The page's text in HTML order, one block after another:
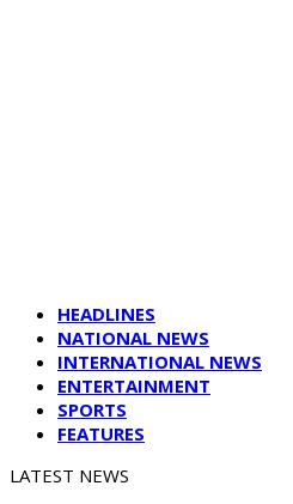
HEADLINES
NATIONAL NEWS
INTERNATIONAL NEWS
ENTERTAINMENT
SPORTS
FEATURES
LATEST NEWS